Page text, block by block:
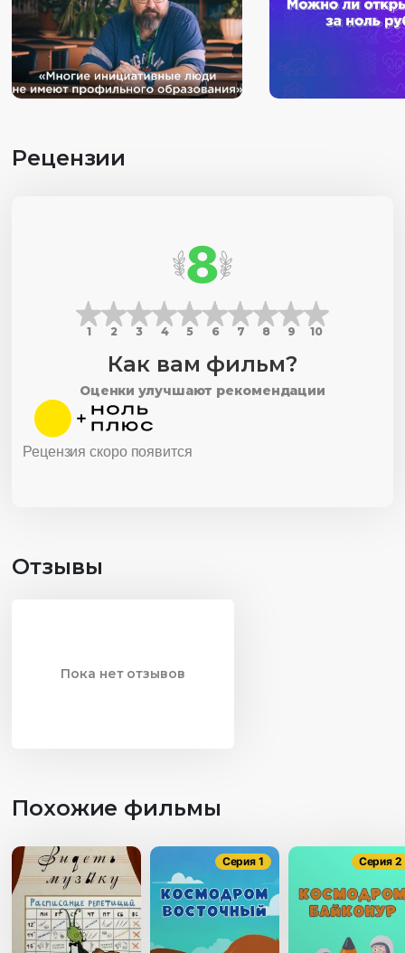
Рецензии
8
1 2 3 4 5 6 7 8 9 10
Как вам фильм?
Оценки улучшают рекомендации
Рецензия скоро появится
Отзывы
Пока нет отзывов
Похожие фильмы
Серия 1 Серия 2